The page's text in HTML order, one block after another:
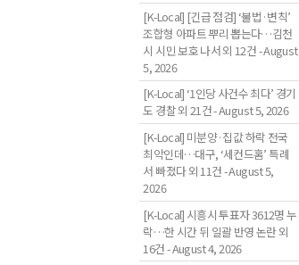
[K-Local] [긴급 점검] ‘불법·변칙’
조합형 아파트 뿌리 뽑는다…김천
시 시민 보호 나서 외 12건 - August
5, 2026
[K-Local] ‘1인당 사건수 최다’ 경기
도 경찰 외 21건 - August 5, 2026
[K-Local] 미분양·집값 하락 전국
최악인데…대구, ‘세컨드홈’ 특례
서 빠졌다 외 11건 - August 5,
2026
[K-Local] 시흥시 투표자 3612명 누
락…한 시간 뒤 일괄 반영 논란 외
16건 - August 4, 2026